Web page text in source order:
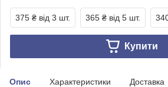
375 ₴ від 3 шт. 365 ₴ від 5 шт.
Купити
Опис Характеристики Доставка